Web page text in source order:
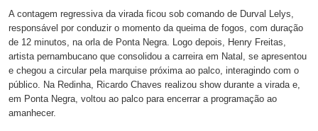
A contagem regressiva da virada ficou sob comando de Durval Lelys,
responsável por conduzir o momento da queima de fogos, com duração
de 12 minutos, na orla de Ponta Negra. Logo depois, Henry Freitas,
artista pernambucano que consolidou a carreira em Natal, se apresentou
e chegou a circular pela marquise próxima ao palco, interagindo com o
público. Na Redinha, Ricardo Chaves realizou show durante a virada e,
em Ponta Negra, voltou ao palco para encerrar a programação ao
amanhecer.